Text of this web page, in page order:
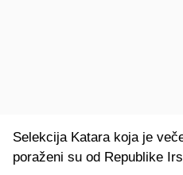
Selekcija Katara koja je
poraženi su od Republike